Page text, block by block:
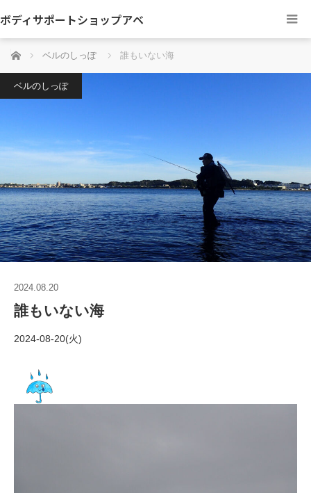
ボディサポートショップアベ
ホーム ベルのしっぽ 誰もいない海
ベルのしっぽ
2024.08.20
誰もいない海
2024-08-20(火)